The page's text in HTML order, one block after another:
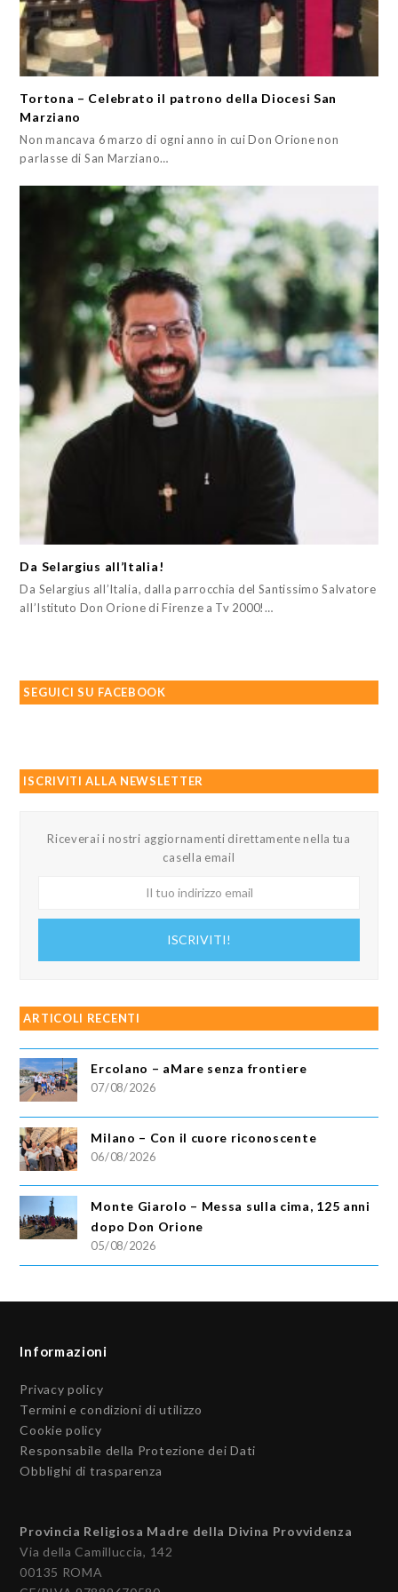
Tortona – Celebrato il patrono della Diocesi San
Marziano
Non mancava 6 marzo di ogni anno in cui Don Orione non
parlasse di San Marziano…
Da Selargius all’Italia!
Da Selargius all’Italia, dalla parrocchia del Santissimo Salvatore
all’Istituto Don Orione di Firenze a Tv 2000!…
SEGUICI SU FACEBOOK
ISCRIVITI ALLA NEWSLETTER
Riceverai i nostri aggiornamenti direttamente nella tua
casella email
ISCRIVITI!
ARTICOLI RECENTI
Ercolano – aMare senza frontiere
07/08/2026
Milano – Con il cuore riconoscente
06/08/2026
Monte Giarolo – Messa sulla cima, 125 anni
dopo Don Orione
05/08/2026
Informazioni
Privacy policy
Termini e condizioni di utilizzo
Cookie policy
Responsabile della Protezione dei Dati
Obblighi di trasparenza
Provincia Religiosa Madre della Divina Provvidenza
Via della Camilluccia, 142
00135 ROMA